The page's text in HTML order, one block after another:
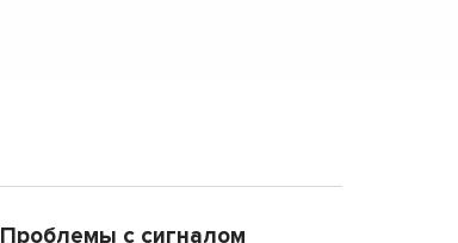
Проблемы с сигналом